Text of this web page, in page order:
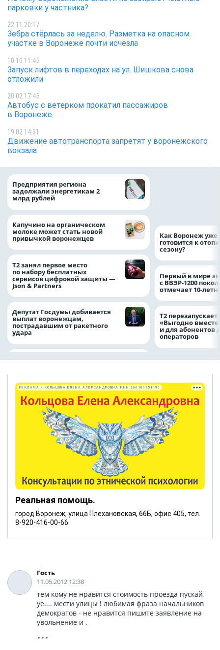
парковки у частника?
22.11 20:17
Зебра стёрлась за неделю. Разметка на опасном
участке в Воронеже почти исчезла
10.10 11:45
Запуск лифтов в переходах на ул. Шишкова снова
отложили
20.02 17:45
Автобус с ветерком прокатил пассажиров
в Воронеже
19.02 14:31
Движение автотранспорта запретят у воронежского
вокзала
Предприятия региона
задолжали энергетикам 2
млрд рублей
Капучино на органическом
молоке может стать новой
привычкой воронежцев
Т2 занял первое место
по набору бесплатных
сервисов цифровой защиты —
Json & Partners
Депутат Госдумы добивается
выплат воронежцам,
пострадавшим от ракетного
удара
Как Воронеж уже
готовится к
сезону?
Первый в мире
с ВВЭР-1200
отмечает 10-
Т2
«Выгодно
и для абонентов
операторов
Реальная помощь.
город Воронеж, улица Плехановская, 66Б, офис 405, тел.
8-920-416-00-66
РЕКЛАМА • КОЛЬЦОВА ЕЛЕНА АЛЕКСАНДРОВНА ИНН 366100251196
Гость
11.05.2012 12:38
тем кому не нравится стоимость проезда пускай
уе.... мести улицы ! любимая фраза начальников
демократов - не нравится пишите заявление на
увольнение и .